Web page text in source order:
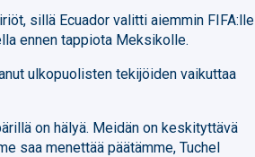
sillä Ecuador valitti aiemmin FIFA:lle
ennen tappiota Meksikolle.
ulkopuolisten tekijöiden vaikuttaa
on hälyä. Meidän on keskityttävä
saa menettää päätämme, Tuchel